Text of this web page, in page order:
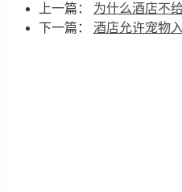
上一篇： 为什么酒店不
下一篇： 酒店允许宠物